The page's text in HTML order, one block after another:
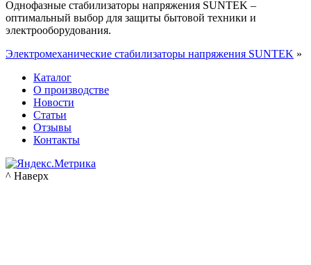
Однофазные стабилизаторы напряжения SUNTEK –
оптимальный выбор для защиты бытовой техники и
электрооборудования.
Электромеханические стабилизаторы напряжения SUNTEK »
Каталог
О производстве
Новости
Статьи
Отзывы
Контакты
^ Наверх